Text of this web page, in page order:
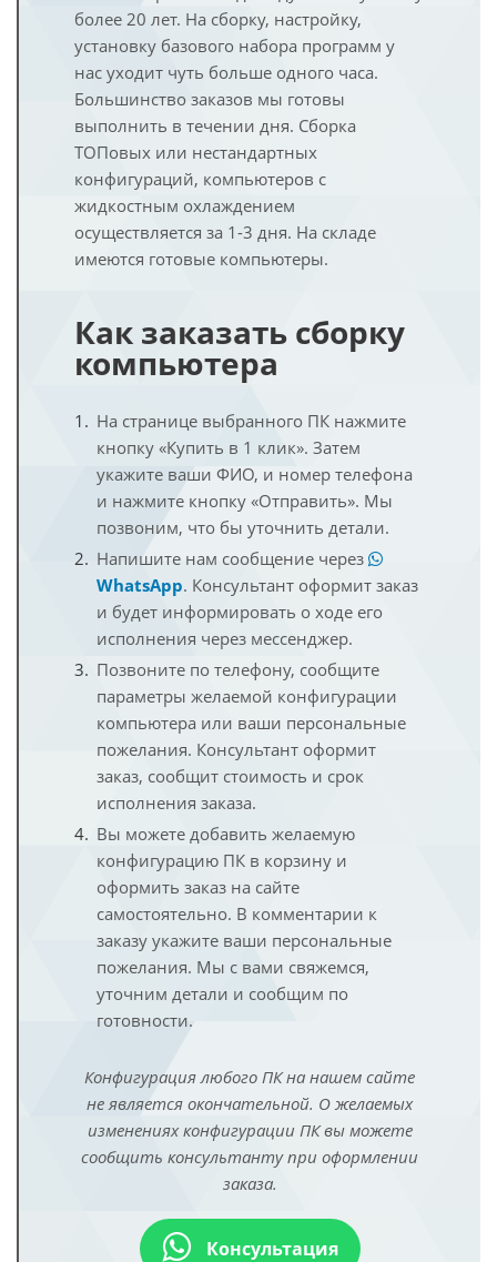
более 20 лет. На сборку, настройку,
установку базового набора программ у
нас уходит чуть больше одного часа.
Большинство заказов мы готовы
выполнить в течении дня. Сборка
ТОПовых или нестандартных
конфигураций, компьютеров с
жидкостным охлаждением
осуществляется за 1-3 дня. На складе
имеются готовые компьютеры.
Как заказать сборку
компьютера
На странице выбранного ПК нажмите
кнопку «Купить в 1 клик». Затем
укажите ваши ФИО, и номер телефона
и нажмите кнопку «Отправить». Мы
позвоним, что бы уточнить детали.
Напишите нам сообщение через
WhatsApp. Консультант оформит заказ
и будет информировать о ходе его
исполнения через мессенджер.
Позвоните по телефону, сообщите
параметры желаемой конфигурации
компьютера или ваши персональные
пожелания. Консультант оформит
заказ, сообщит стоимость и срок
исполнения заказа.
Вы можете добавить желаемую
конфигурацию ПК в корзину и
оформить заказ на сайте
самостоятельно. В комментарии к
заказу укажите ваши персональные
пожелания. Мы с вами свяжемся,
уточним детали и сообщим по
готовности.
Конфигурация любого ПК на нашем сайте
не является окончательной. О желаемых
изменениях конфигурации ПК вы можете
сообщить консультанту при оформлении
заказа.
Консультация